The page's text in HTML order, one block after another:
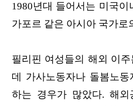
1980년대 들어서는 미국
가포르 같은 아시아 국가로
필리핀 여성들의 해외 이
데 가사노동자나 돌봄노
하는 경우가 많았다. 해외